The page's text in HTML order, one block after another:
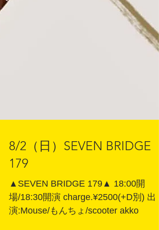
8/2（日）SEVEN BRIDGE
179
▲SEVEN BRIDGE 179▲ 18:00開